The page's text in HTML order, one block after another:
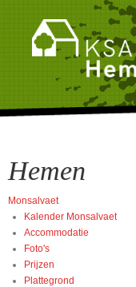
Hemen
Monsalvaet
Kalender Monsalvaet
Accommodatie
Foto's
Prijzen
Plattegrond